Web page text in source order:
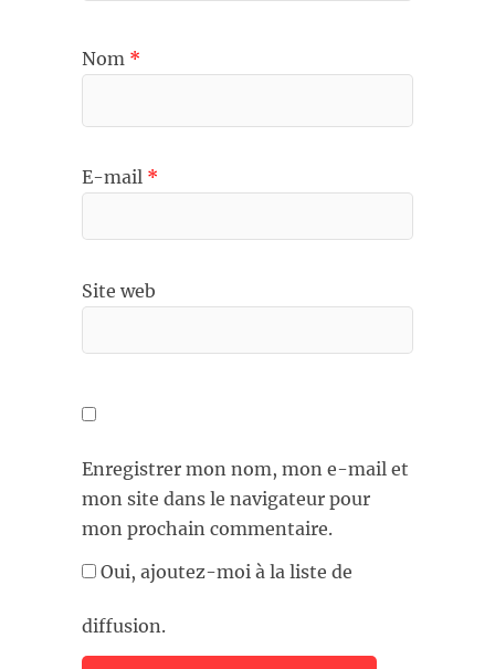
Nom *
E-mail *
Site web
Enregistrer mon nom, mon e-mail et
mon site dans le navigateur pour
mon prochain commentaire.
Oui, ajoutez-moi à la liste de
diffusion.